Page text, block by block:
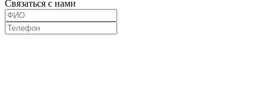
Связаться с нами